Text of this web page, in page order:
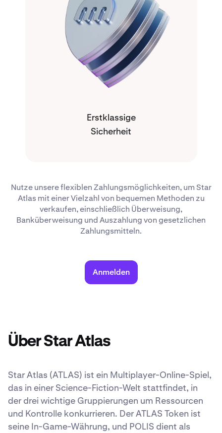
Erstklassige
Sicherheit
Nutze unsere flexiblen Zahlungsmöglichkeiten, um Star
Atlas mit einer Vielzahl von bequemen Methoden zu
verkaufen, einschließlich Überweisung,
Banküberweisung und Auszahlung von gesetzlichen
Zahlungsmitteln.
Anmelden
Über Star Atlas
Star Atlas (ATLAS) ist ein Multiplayer-Online-Spiel,
das in einer Science-Fiction-Welt stattfindet, in
der drei wichtige Gruppierungen um Ressourcen
und Kontrolle konkurrieren. Der ATLAS Token ist
seine In-Game-Währung, und POLIS dient als